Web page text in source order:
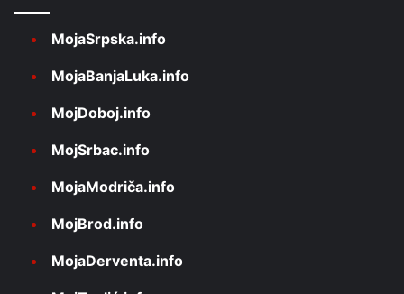
MojaSrpska.info
MojaBanjaLuka.info
MojDoboj.info
MojSrbac.info
MojaModriča.info
MojBrod.info
MojaDerventa.info